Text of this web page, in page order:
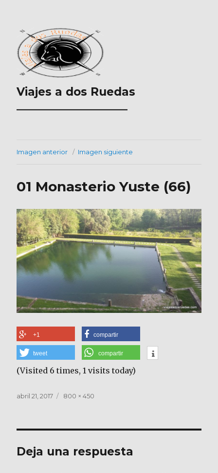
Viajes a dos Ruedas
___________________
Imagen anterior Imagen siguiente
01 Monasterio Yuste (66)
+1 compartir
tweet compartir
(Visited 6 times, 1 visits today)
Publicado
abril 21, 2017
Tamaño
800 × 450
Deja una respuesta